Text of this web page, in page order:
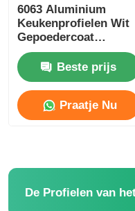
6063 Aluminium
Keukenprofielen Wit
Gepoedercoat
Gordijnrails Profielen
Beste prijs
Praatje Nu